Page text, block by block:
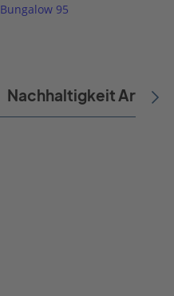
Bungalow 95
Nachhaltigkeit Artikel